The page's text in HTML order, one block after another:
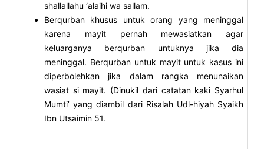
shallallahu ‘alaihi wa sallam.
Berqurban khusus untuk orang yang meninggal
karena mayit pernah mewasiatkan agar
keluarganya berqurban untuknya jika dia
meninggal. Berqurban untuk mayit untuk kasus ini
diperbolehkan jika dalam rangka menunaikan
wasiat si mayit. (Dinukil dari catatan kaki Syarhul
Mumti’ yang diambil dari Risalah Udl-hiyah Syaikh
Ibn Utsaimin 51.